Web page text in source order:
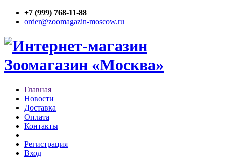
+7 (999) 768-11-88
order@zoomagazin-moscow.ru
Главная
Новости
Доставка
Оплата
Контакты
|
Регистрация
Вход